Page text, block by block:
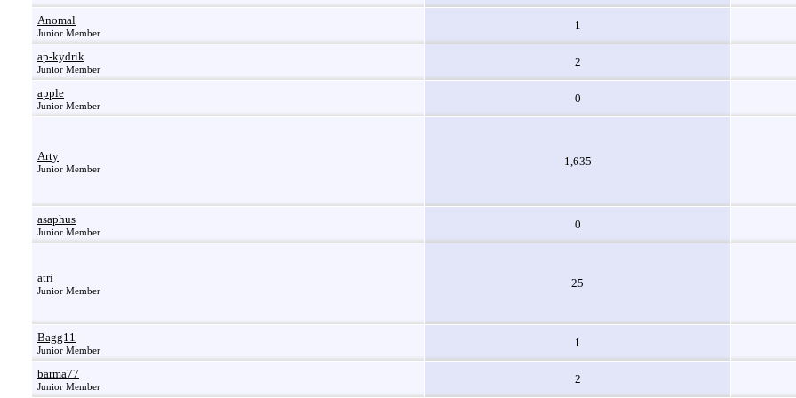
Anomal
Junior Member
1
ap-kydrik
Junior Member
2
apple
Junior Member
0
Arty
Junior Member
1,635
asaphus
Junior Member
0
atri
Junior Member
25
Bagg11
Junior Member
1
barma77
Junior Member
2